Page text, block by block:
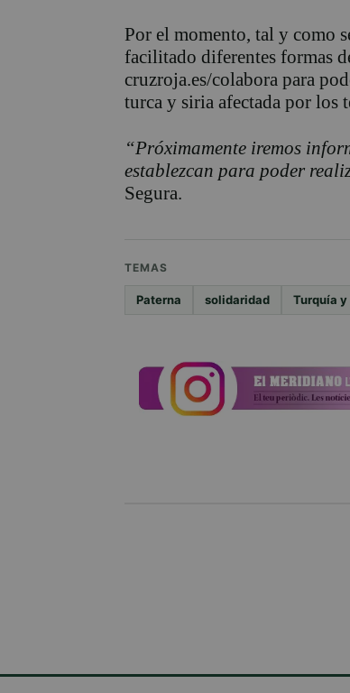
Por el momento, tal y como
facilitado diferentes formas
cruzroja.es/colabora para
turca y siria afectada por los
“Próximamente iremos
establezcan para poder
Segura.
TEMAS
Paterna solidaridad Turquía y